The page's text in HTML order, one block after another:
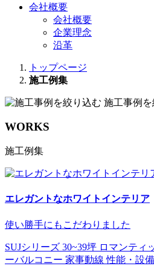
会社概要
会社概要
企業理念
沿革
トップページ
施工例集
施工事例
WORKS
施工例集
エレガントなホワイトインテリア
使い勝手にもこだわりました
SUJシリーズ 30~39坪 ロマンティ
ーバルコニー 家事動線 性能・設備